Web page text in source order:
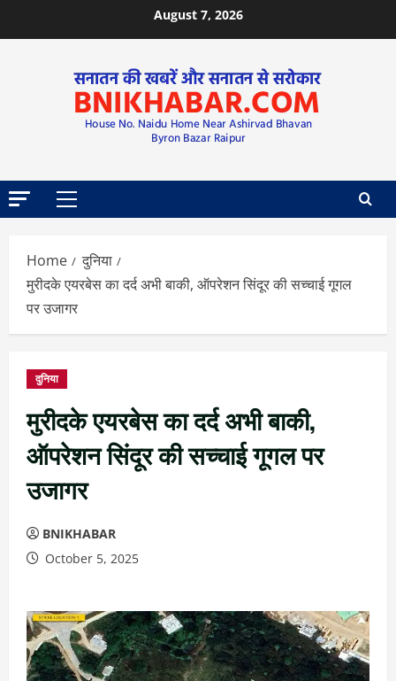
August 7, 2026
Home
दुनिया
मुरीदके एयरबेस का दर्द अभी बाकी, ऑपरेशन सिंदूर की सच्चाई गूगल
पर उजागर
दुनिया
मुरीदके एयरबेस का दर्द अभी बाकी,
ऑपरेशन सिंदूर की सच्चाई गूगल पर
उजागर
BNIKHABAR
October 5, 2025